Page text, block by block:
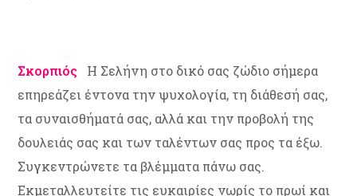
Σκορπιός
Η Σελήνη στο δικό σας ζώδιο σήμερα
επηρεάζει έντονα την ψυχολογία, τη διάθεσή σας,
τα συναισθήματά σας, αλλά και την προβολή της
δουλειάς σας και των ταλέντων σας προς τα έξω.
Συγκεντρώνετε τα βλέμματα πάνω σας.
Εκμεταλλευτείτε τις ευκαιρίες νωρίς το πρωί και